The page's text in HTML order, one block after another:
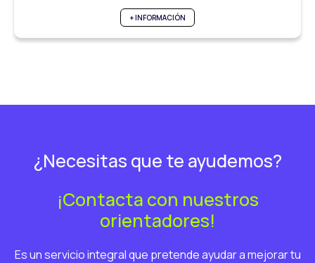
+ INFORMACIÓN
¿Necesitas que te ayudemos?
¡Contacta con nuestros
orientadores!
Es un servicio integral que pretende ayudar a mejorar tu